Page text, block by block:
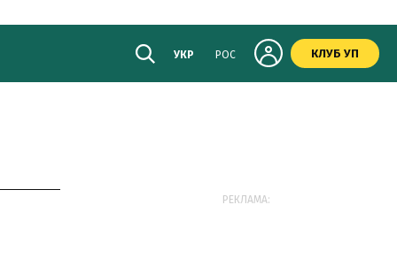
УКР РОС КЛУБ УП
РЕКЛАМА: